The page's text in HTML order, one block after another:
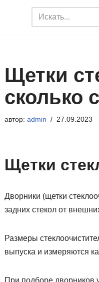
Щетки
сколько
автор: admin 27.09.2023
Щетки
Дворники (щетки
задних стекол от
Размеры
выпуска и измеряются
При подборе дворников